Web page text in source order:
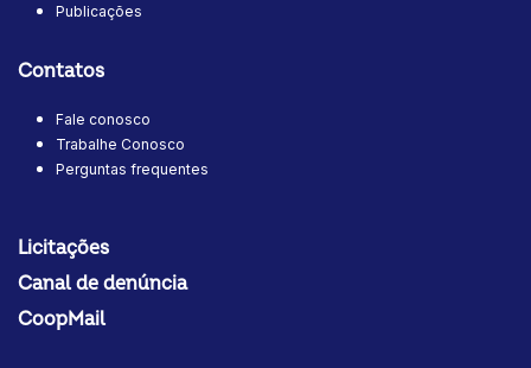
Publicações
Contatos
Fale conosco
Trabalhe Conosco
Perguntas frequentes
Licitações
Canal de denúncia
CoopMail